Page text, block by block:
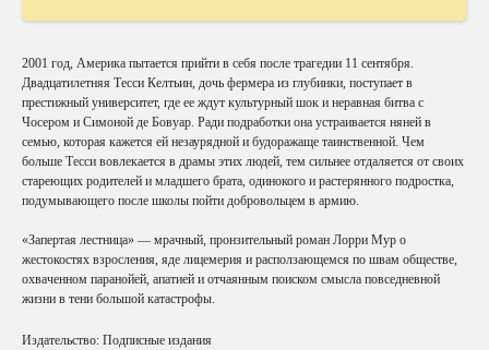
2001 год, Америка пытается прийти в себя после трагедии 11 сентября.
Двадцатилетняя Тесси Келтьин, дочь фермера из глубинки, поступает в
престижный университет, где ее ждут культурный шок и неравная битва с
Чосером и Симоной де Бовуар. Ради подработки она устраивается няней в
семью, которая кажется ей незаурядной и будоражаще таинственной. Чем
больше Тесси вовлекается в драмы этих людей, тем сильнее отдаляется от своих
стареющих родителей и младшего брата, одинокого и растерянного подростка,
подумывающего после школы пойти добровольцем в армию.
«Запертая лестница» — мрачный, пронзительный роман Лорри Мур о
жестокостях взросления, яде лицемерия и расползающемся по швам обществе,
охваченном паранойей, апатией и отчаянным поиском смысла повседневной
жизни в тени большой катастрофы.
Издательство: Подписные издания